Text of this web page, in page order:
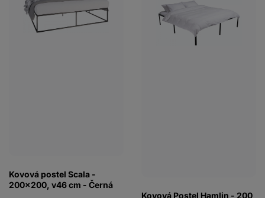
Kovová postel Scala -
200x200, v46 cm - Černá
Kovová Postel Hamlin - 200